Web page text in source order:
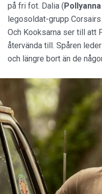
på fri fot. Dalia (
legosoldat-grupp
Och Kooksarna ser till att
återvända till. Spåren
och längre bort än de